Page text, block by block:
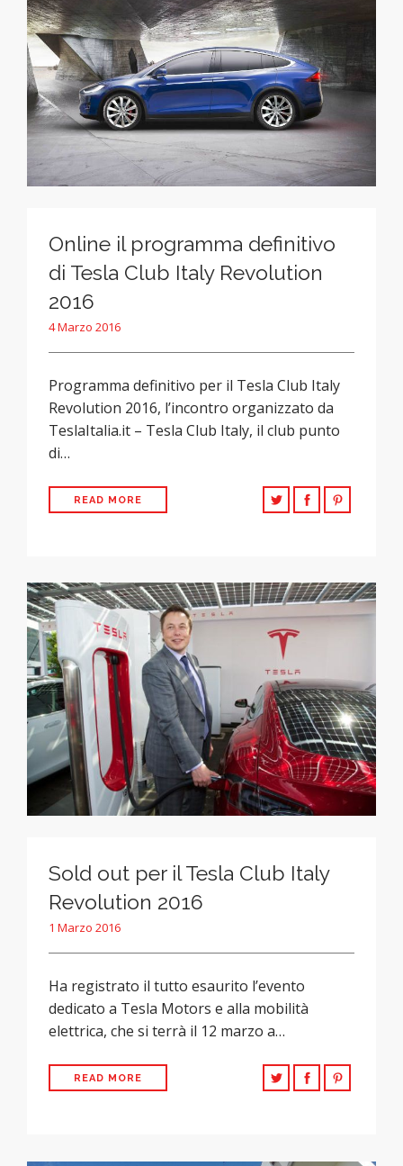
Online il programma definitivo
di Tesla Club Italy Revolution
2016
4 Marzo 2016
Programma definitivo per il Tesla Club Italy
Revolution 2016, l’incontro organizzato da
TeslaItalia.it – Tesla Club Italy, il club punto
di…
READ MORE
Sold out per il Tesla Club Italy
Revolution 2016
1 Marzo 2016
Ha registrato il tutto esaurito l’evento
dedicato a Tesla Motors e alla mobilità
elettrica, che si terrà il 12 marzo a…
READ MORE